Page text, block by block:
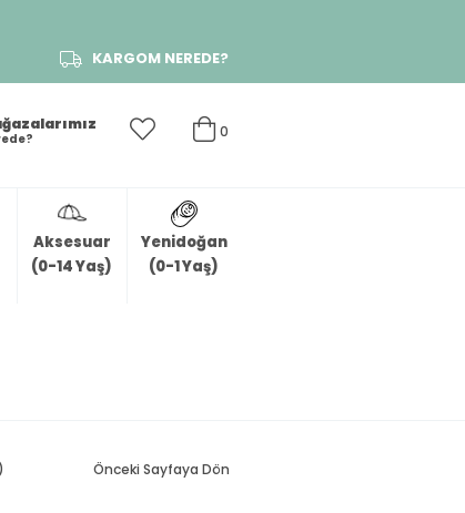
KARGOM NEREDE?
0
Aksesuar
(0-14 Yaş)
Yenidoğan
(0-1 Yaş)
Önceki Sayfaya Dön